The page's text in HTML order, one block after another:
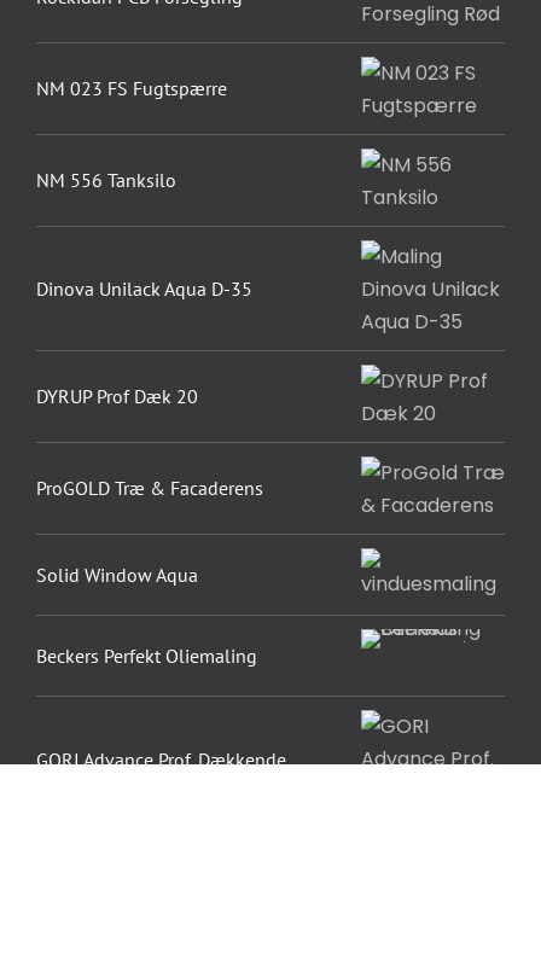
NM 023 FS Fugtspærre
NM 556 Tanksilo
Dinova Unilack Aqua D-35
DYRUP Prof Dæk 20
ProGOLD Træ & Facaderens
Solid Window Aqua
Beckers Perfekt Oliemaling
GORI Advance Prof. Dækkende